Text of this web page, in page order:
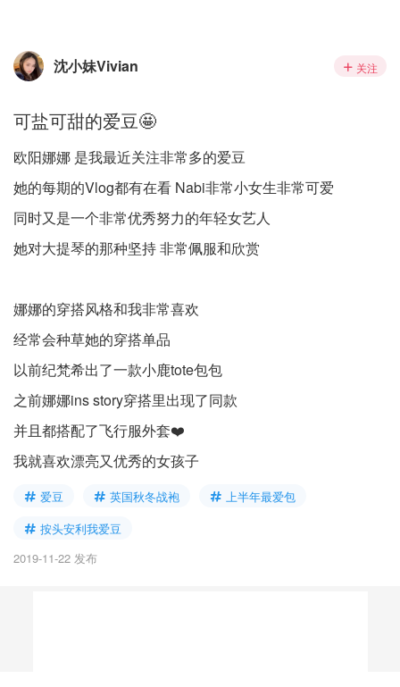
沈小妹Vivian 关注
可盐可甜的爱豆🤩
欧阳娜娜 是我最近关注非常多的爱豆
她的每期的Vlog都有在看 Nabi非常小女生非常可爱
同时又是一个非常优秀努力的年轻女艺人
她对大提琴的那种坚持 非常佩服和欣赏
娜娜的穿搭风格和我非常喜欢
经常会种草她的穿搭单品
以前纪梵希出了一款小鹿tote包包
之前娜娜ins story穿搭里出现了同款
并且都搭配了飞行服外套❤️
我就喜欢漂亮又优秀的女孩子
爱豆 英国秋冬战袍
上半年最爱包
按头安利我爱豆
2019-11-22 发布